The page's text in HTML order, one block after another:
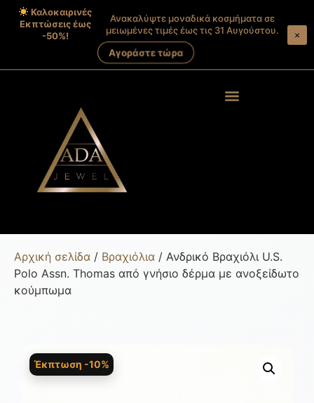
Καλοκαιρινές
Εκπτώσεις έως
-50%!
Ανακαλύψτε μοναδικά κοσμήματα σε
μειωμένες τιμές έως τις 31 Αυγούστου.
Αγοράστε τώρα
×
Αρχική σελίδα / Βραχιόλια / Ανδρικό Βραχιόλι U.S.
Polo Assn. Thomas από γνήσιο δέρμα με ανοξείδωτο
κούμπωμα
Έκπτωση -10%